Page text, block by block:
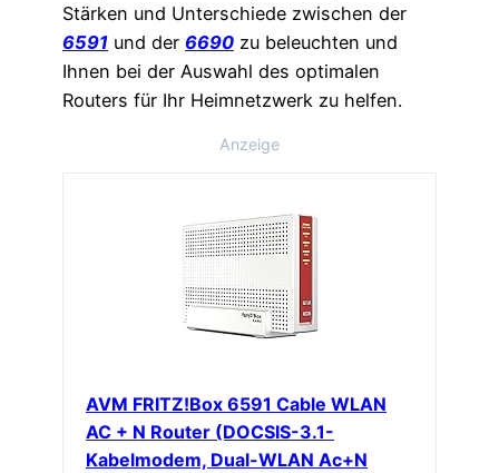
Stärken und Unterschiede zwischen der
6591 und der 6690 zu beleuchten und
Ihnen bei der Auswahl des optimalen
Routers für Ihr Heimnetzwerk zu helfen.
Anzeige
AVM FRITZ!Box 6591 Cable WLAN
AC + N Router (DOCSIS-3.1-
Kabelmodem, Dual-WLAN Ac+N